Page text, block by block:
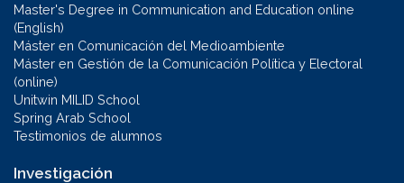
Master's Degree in Communication and Education online
(English)
Máster en Comunicación del Medioambiente
Máster en Gestión de la Comunicación Política y Electoral
(online)
Unitwin MILID School
Spring Arab School
Testimonios de alumnos
Investigación